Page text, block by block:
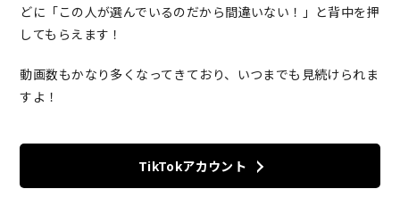
どに「この人が選んでいるのだから間違いない！」と背中を押
してもらえます！
動画数もかなり多くなってきており、いつまでも見続けられま
すよ！
TikTokアカウント